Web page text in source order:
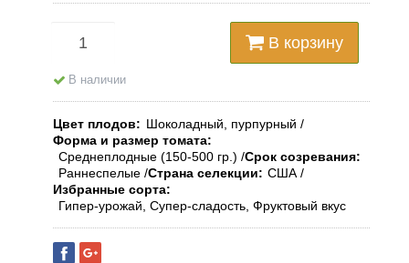
В корзину
В наличии
Цвет плодов
Шоколадный, пурпурный
Форма и размер томата
Среднеплодные (150-500 гр.) Срок созревания
Раннеспелые Страна селекции
США
Избранные сорта
Гипер-урожай, Супер-сладость, Фруктовый вкус